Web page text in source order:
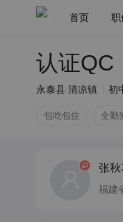
首页 职
认证QC
永泰县 清凉镇 初
包吃包住 全勤
张秋
福建